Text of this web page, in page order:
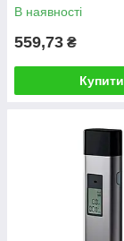
В наявності
559,73 ₴
Купити